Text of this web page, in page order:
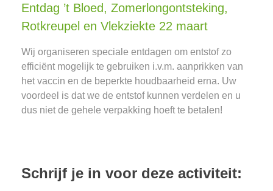
Entdag ’t Bloed, Zomerlongontsteking,
Rotkreupel en Vlekziekte 22 maart
Wij organiseren speciale entdagen om entstof zo
efficiënt mogelijk te gebruiken i.v.m. aanprikken van
het vaccin en de beperkte houdbaarheid erna. Uw
voordeel is dat we de entstof kunnen verdelen en u
dus niet de gehele verpakking hoeft te betalen!
Schrijf je in voor deze activiteit: